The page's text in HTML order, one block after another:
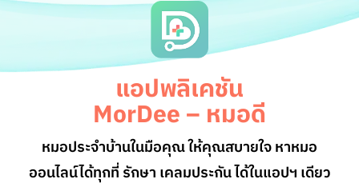
แอปพลิเคชัน
MorDee – หมอดี
หมอประจำบ้านในมือคุณ ให้คุณสบายใจ หาหมอ
ออนไลน์ได้ทุกที่ รักษา เคลมประกัน ได้ในแอปฯ เดียว